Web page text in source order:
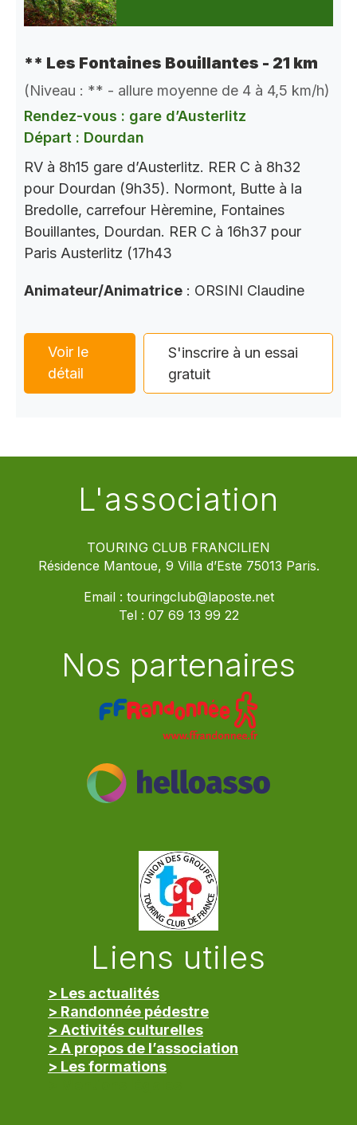
** Les Fontaines Bouillantes - 21 km
(Niveau : ** - allure moyenne de 4 à 4,5 km/h)
Rendez-vous : gare d’Austerlitz
Départ : Dourdan
RV à 8h15 gare d’Austerlitz. RER C à 8h32
pour Dourdan (9h35). Normont, Butte à la
Bredolle, carrefour Hèremine, Fontaines
Bouillantes, Dourdan. RER C à 16h37 pour
Paris Austerlitz (17h43
Animateur/Animatrice : ORSINI Claudine
Voir le
détail
S'inscrire à un essai
gratuit
L'association
TOURING CLUB FRANCILIEN
Résidence Mantoue, 9 Villa d’Este 75013 Paris.
Email : touringclub@laposte.net
Tel : 07 69 13 99 22
Nos partenaires
Liens utiles
> Les actualités
> Randonnée pédestre
> Activités culturelles
> A propos de l’association
> Les formations